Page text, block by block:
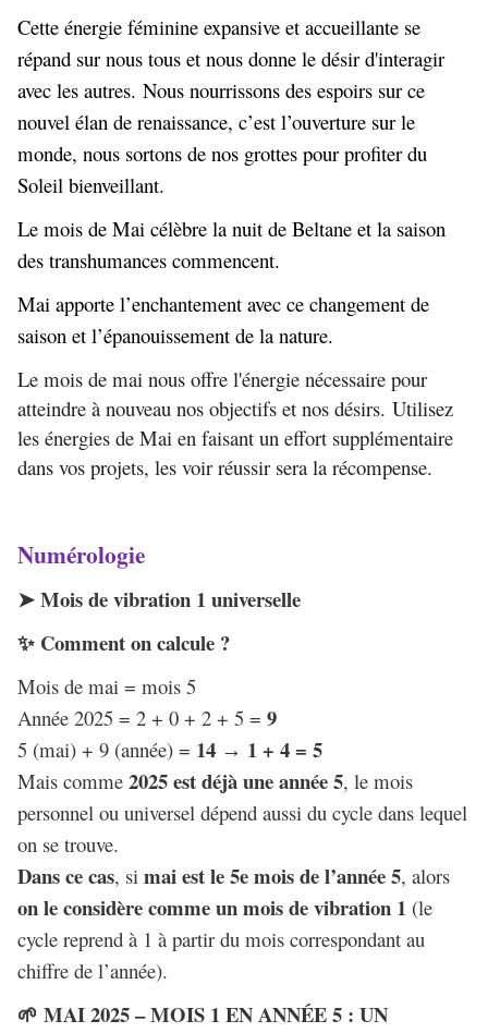
Cette énergie féminine expansive et accueillante se
répand sur nous tous et nous donne le désir d'interagir
avec les autres. Nous nourrissons des espoirs sur ce
nouvel élan de renaissance, c’est l’ouverture sur le
monde, nous sortons de nos grottes pour profiter du
Soleil bienveillant.
Le mois de Mai célèbre la nuit de Beltane et la saison
des transhumances commencent.
Mai apporte l’enchantement avec ce changement de
saison et l’épanouissement de la nature.
Le mois de mai nous offre l'énergie nécessaire pour
atteindre à nouveau nos objectifs et nos désirs. Utilisez
les énergies de Mai en faisant un effort supplémentaire
dans vos projets, les voir réussir sera la récompense.
Numérologie
➤ Mois de vibration 1 universelle
✨ Comment on calcule ?
Mois de mai = mois 5
Année 2025 = 2 + 0 + 2 + 5 = 9
5 (mai) + 9 (année) = 14 → 1 + 4 = 5
Mais comme 2025 est déjà une année 5, le mois
personnel ou universel dépend aussi du cycle dans lequel
on se trouve.
Dans ce cas, si mai est le 5e mois de l’année 5, alors
on le considère comme un mois de vibration 1 (le
cycle reprend à 1 à partir du mois correspondant au
chiffre de l’année).
🌱 MAI 2025 – MOIS 1 EN ANNÉE 5 : UN